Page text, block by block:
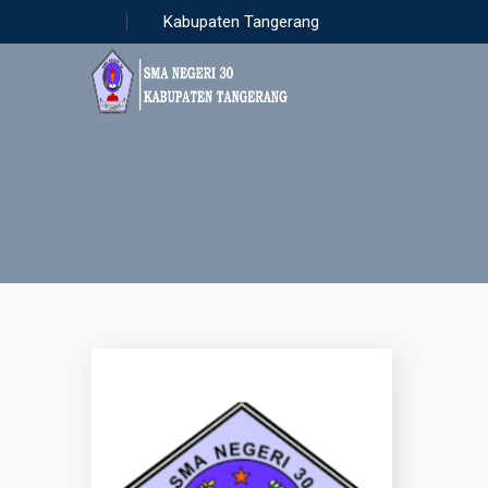
Kabupaten Tangerang